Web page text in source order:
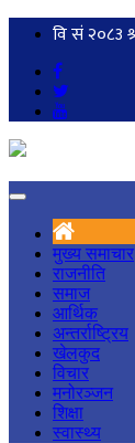
मुख्य समाचार
राजनीति
समाज
आर्थिक
अन्तर्राष्ट्रिय
खेलकुद
विचार
मनोरञ्जन
शिक्षा
स्वास्थ्य